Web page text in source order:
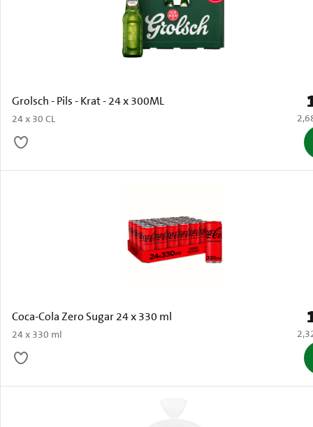
Grolsch - Pils - Krat - 24 x 300ML
24 x 30 CL €
Coca-Cola Zero Sugar 24 x 330 ml
24 x 330 ml €